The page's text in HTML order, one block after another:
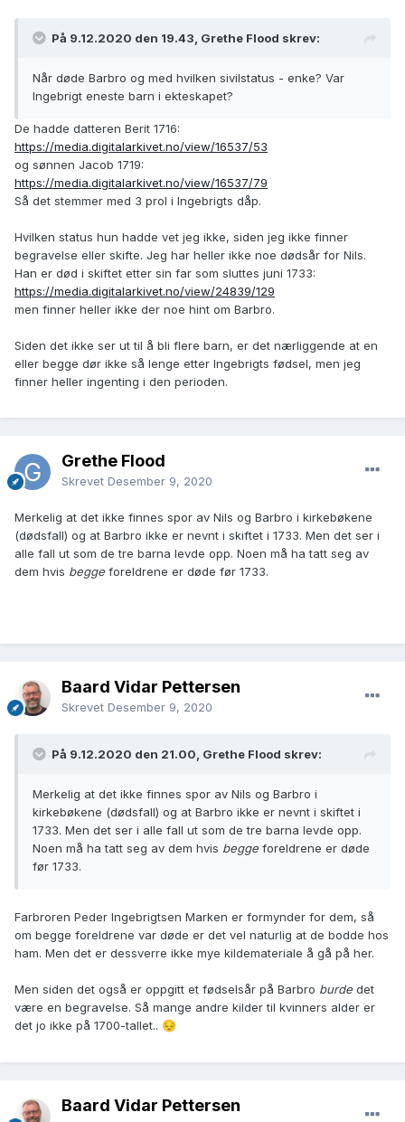
På 9.12.2020 den 19.43, Grethe Flood skrev:
Når døde Barbro og med hvilken sivilstatus - enke? Var
Ingebrigt eneste barn i ekteskapet?
De hadde datteren Berit 1716:
https://media.digitalarkivet.no/view/16537/53
og sønnen Jacob 1719:
https://media.digitalarkivet.no/view/16537/79
Så det stemmer med 3 prol i Ingebrigts dåp.
Hvilken status hun hadde vet jeg ikke, siden jeg ikke finner
begravelse eller skifte. Jeg har heller ikke noe dødsår for Nils.
Han er død i skiftet etter sin far som sluttes juni 1733:
https://media.digitalarkivet.no/view/24839/129
men finner heller ikke der noe hint om Barbro.
Siden det ikke ser ut til å bli flere barn, er det nærliggende at en
eller begge dør ikke så lenge etter Ingebrigts fødsel, men jeg
finner heller ingenting i den perioden.
Grethe Flood
Skrevet Desember 9, 2020
Merkelig at det ikke finnes spor av Nils og Barbro i kirkebøkene
(dødsfall) og at Barbro ikke er nevnt i skiftet i 1733. Men det ser i
alle fall ut som de tre barna levde opp. Noen må ha tatt seg av
dem hvis begge foreldrene er døde før 1733.
Baard Vidar Pettersen
Skrevet Desember 9, 2020
På 9.12.2020 den 21.00, Grethe Flood skrev:
Merkelig at det ikke finnes spor av Nils og Barbro i
kirkebøkene (dødsfall) og at Barbro ikke er nevnt i skiftet i
1733. Men det ser i alle fall ut som de tre barna levde opp.
Noen må ha tatt seg av dem hvis begge foreldrene er døde
før 1733.
Farbroren Peder Ingebrigtsen Marken er formynder for dem, så
om begge foreldrene var døde er det vel naturlig at de bodde hos
ham. Men det er dessverre ikke mye kildemateriale å gå på her.
Men siden det også er oppgitt et fødselsår på Barbro burde det
være en begravelse. Så mange andre kilder til kvinners alder er
det jo ikke på 1700-tallet.. 😔
Baard Vidar Pettersen